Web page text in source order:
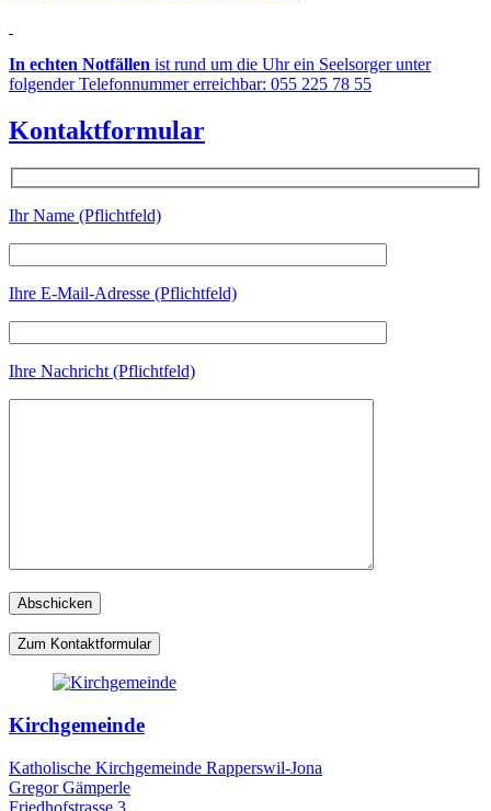
In echten Notfällen ist rund um die Uhr ein Seelsorger unter
folgender Telefonnummer erreichbar: 055 225 78 55
Kontaktformular
Ihr Name (Pflichtfeld)
Ihre E-Mail-Adresse (Pflichtfeld)
Ihre Nachricht (Pflichtfeld)
Zum Kontaktformular
Kirchgemeinde
Katholische Kirchgemeinde Rapperswil-Jona
Gregor Gämperle
Friedhofstrasse 3